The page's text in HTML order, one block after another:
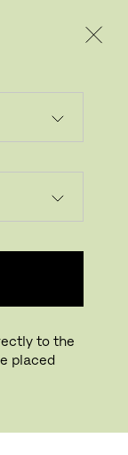
to the
placed